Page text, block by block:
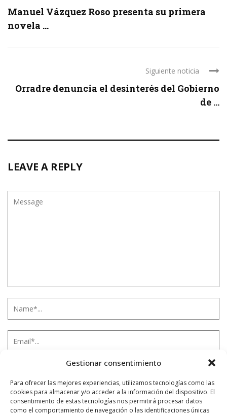
Gestionar consentimiento
Para ofrecer las mejores experiencias, utilizamos tecnologías como las
cookies para almacenar y/o acceder a la información del dispositivo. El
consentimiento de estas tecnologías nos permitirá procesar datos
como el comportamiento de navegación o las identificaciones únicas
Manuel Vázquez Roso presenta su primera
novela ...
Siguiente noticia
Orradre denuncia el desinterés del Gobierno
de ...
LEAVE A REPLY
Notificarme vía correo electrónico cuando el comentario sea